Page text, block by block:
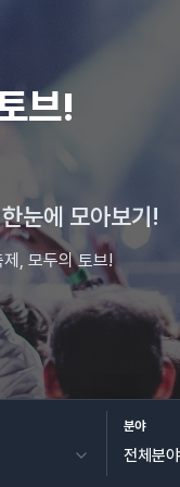
브!
눈에 모아보기!
, 모두의 토브!
분야